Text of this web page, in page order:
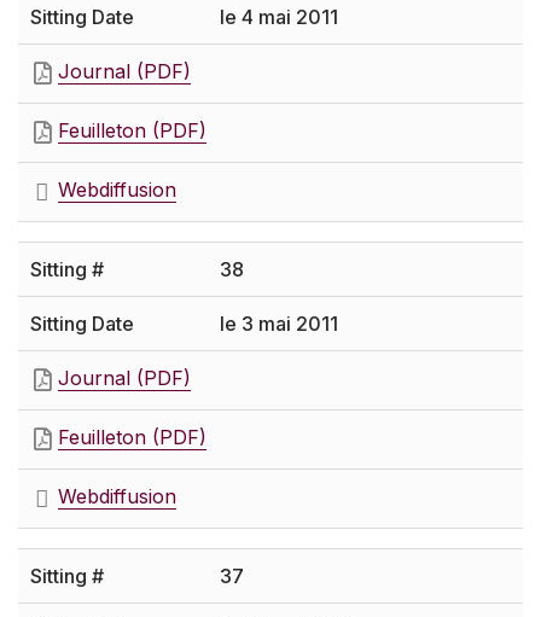
le 4 mai 2011
Journal (PDF)
Feuilleton (PDF)
Webdiffusion
38
le 3 mai 2011
Journal (PDF)
Feuilleton (PDF)
Webdiffusion
37